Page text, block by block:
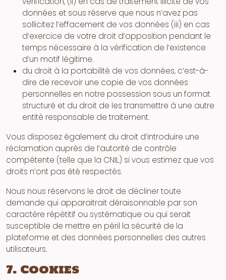
données et sous réserve que nous n’avez pas
sollicitez l’effacement de vos données (iii) en cas
d’exercice de votre droit d’opposition pendant le
temps nécessaire à la vérification de l’existence
d’un motif légitime.
du droit à la portabilité de vos données, c’est-à-
dire de recevoir une copie de vos données
personnelles en notre possession sous un format
structuré et du droit de les transmettre à une autre
entité responsable de traitement.
Vous disposez également du droit d’introduire une
réclamation auprès de l’autorité de contrôle
compétente (telle que la CNIL) si vous estimez que vos
droits n’ont pas été respectés.
Nous nous réservons le droit de décliner toute
demande qui apparaitrait déraisonnable par son
caractère répétitif ou systématique ou qui serait
susceptible de mettre en péril la sécurité de la
plateforme et des données personnelles des autres
utilisateurs.
7. Cookies